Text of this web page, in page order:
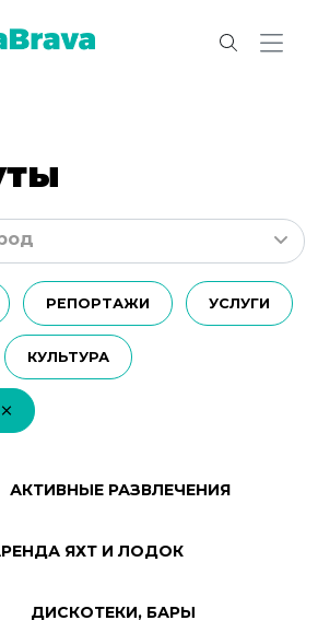
РЕПОРТАЖИ УСЛУГИ
КУЛЬТУРА
АКТИВНЫЕ РАЗВЛЕЧЕНИЯ
ЯХТ И ЛОДОК
ДИСКОТЕКИ, БАРЫ